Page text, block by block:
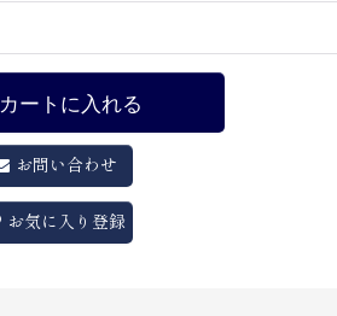
カートに入れる
お問い合わせ
お気に入り登録